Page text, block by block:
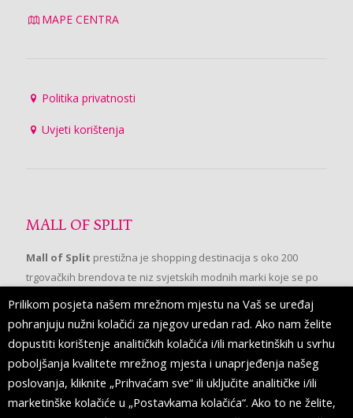
MAPE CENTRA
Politika privatnosti
Uvjeti korištenja
MALL OF SPLIT
Mall of Split prestižna je shopping destinacija s oko 200
trgovačkih brendova te niz svjetskih modnih marki koje se po
prvi put pojavljuju u Splitu.
PRATITE NAS
Prilikom posjeta našem mrežnom mjestu na Vaš se uređaj
pohranjuju nužni kolačići za njegov uredan rad. Ako nam želite
dopustiti korištenje analitičkih kolačića i/ili marketinških u svrhu
poboljšanja kvalitete mrežnog mjesta i unaprjeđenja našeg
poslovanja, kliknite „Prihvaćam sve“ ili uključite analitičke i/ili
marketinške kolačiće u „Postavkama kolačića“. Ako to ne želite,